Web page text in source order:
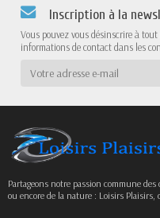
Inscription à la
Vous pouvez vous désinscrire à
informations de contact dans les
Partageons notre passion commune
ou encore de la nature : Loisirs Plaisirs,